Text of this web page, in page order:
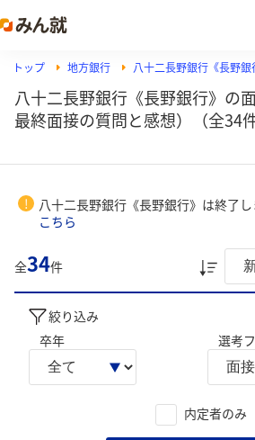
トップ 地方銀行 八十二長野銀行《長野
八十二長野銀行《長野銀行》の
最終面接の質問と感想）（全34件
!
八十二長野銀行《長野銀行》は終了
こちら
全34件
絞り込み
卒年
選考
内定者のみ